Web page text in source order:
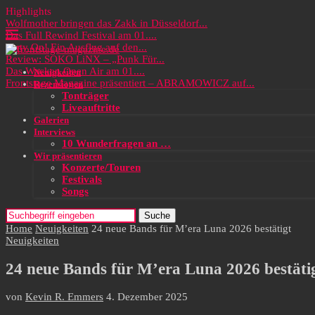
Highlights
Wolfmother bringen das Zakk in Düsseldorf...
Das Full Rewind Festival am 01....
Party On! Ein Ausflug auf den...
Review: SOKO LiNX – „Punk Für...
Das Wacken Open Air am 01....
Frontstage Magazine präsentiert – ABRAMOWICZ auf...
Neuigkeiten
Rezensionen
Tonträger
Liveauftritte
Galerien
Interviews
10 Wunderfragen an …
Wir präsentieren
Konzerte/Touren
Festivals
Songs
Suche
Home Neuigkeiten 24 neue Bands für M’era Luna 2026 bestätigt
Neuigkeiten
24 neue Bands für M’era Luna 2026
von Kevin R. Emmers 4. Dezember 2025